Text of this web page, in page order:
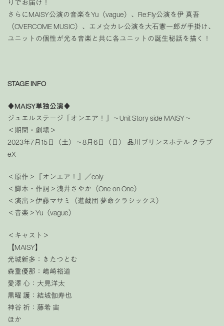
りでお届け！
さらにMAISY公演の音楽をYu（vague）、Re:Fly公演を伊 真吾
（OVERCOME MUSIC）、エメ☆カレ公演を大石憲一郎が手掛け、
ユニットの個性が光る音楽と共に各ユニットの誕生秘話を描く！
STAGE INFO
♦MAISY単独公演♦
ジュエルステージ「オンエア！」〜Unit Story side MAISY〜
＜期間・劇場＞
2023年7月15日（土）～8月6日（日） 品川プリンスホテル クラブ
eX
＜原作＞『オンエア！』／coly
＜脚本・作詞＞浅井さやか（One on One）
＜演出＞伊藤マサミ（進戯団 夢命クラシックス）
＜音楽＞Yu（vague）
＜キャスト＞
【MAISY】
光城新多：きたつとむ
森重優那：嶋崎裕道
愛澤 心：大見洋太
黒曜 護：結城伽寿也
神谷 祈：藤希 宙
ほか